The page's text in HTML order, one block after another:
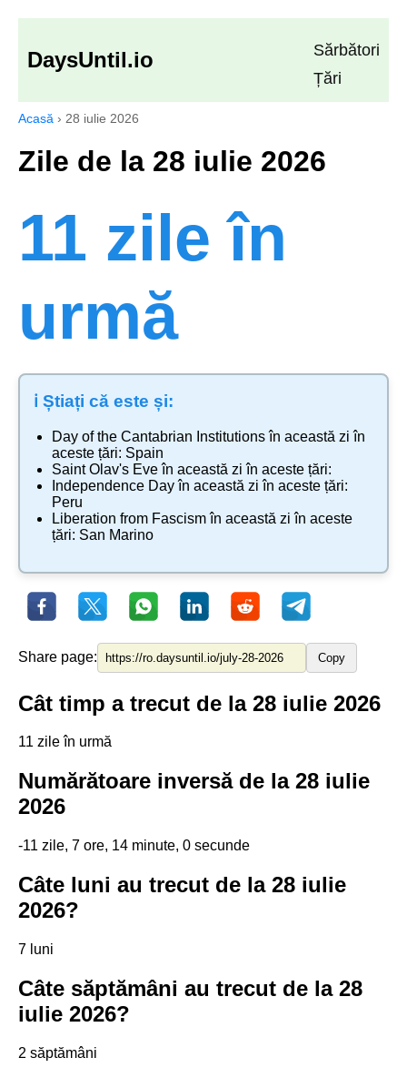
DaysUntil.io
Sărbători
Țări
Acasă › 28 iulie 2026
Zile de la 28 iulie 2026
11 zile în
urmă
ℹ️ Știați că este și:
Day of the Cantabrian Institutionsîn această zi în
aceste țări: Spain
Saint Olav's Eveîn această zi în aceste țări:
Independence Dayîn această zi în aceste țări:
Peru
Liberation from Fascismîn această zi în aceste
țări: San Marino
Share page: Copy
Cât timp a trecut de la 28 iulie 2026
11 zile în urmă
Numărătoare inversă de la 28 iulie
2026
-11 zile, 7 ore, 14 minute, 0 secunde
Câte luni au trecut de la 28 iulie
2026?
7 luni
Câte săptămâni au trecut de la 28
iulie 2026?
2 săptămâni